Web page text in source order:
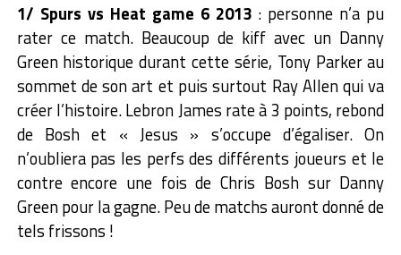
1/ Spurs vs Heat game 6 2013 : personne n’a pu
rater ce match. Beaucoup de kiff avec un Danny
Green historique durant cette série, Tony Parker au
sommet de son art et puis surtout Ray Allen qui va
créer l’histoire. Lebron James rate à 3 points, rebond
de Bosh et « Jesus » s’occupe d’égaliser. On
n’oubliera pas les perfs des différents joueurs et le
contre encore une fois de Chris Bosh sur Danny
Green pour la gagne. Peu de matchs auront donné de
tels frissons !